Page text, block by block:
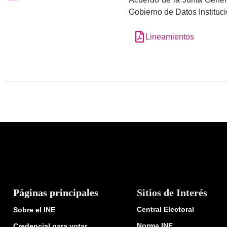
Gobierno de Datos
Lineamientos
Páginas principales
Sobre el INE
Sitios de Interés
Central Electoral
Norma INE